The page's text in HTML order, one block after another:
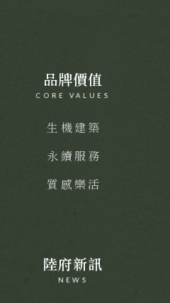
品牌價值
CORE VALUES
生機建築
永續服務
質感樂活
陸府新訊
NEWS